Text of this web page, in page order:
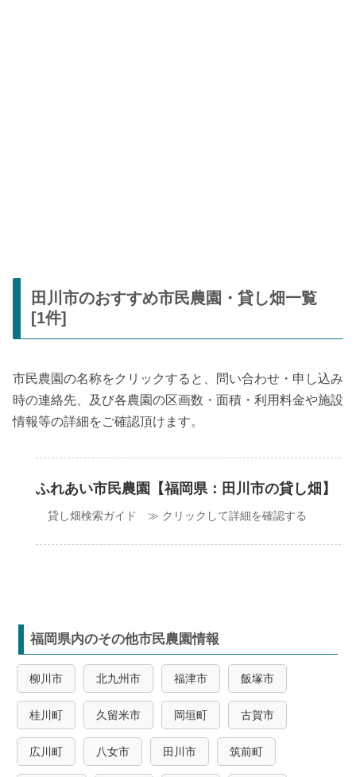
田川市のおすすめ市民農園・貸し畑一覧
[1件]
市民農園の名称をクリックすると、問い合わせ・申し込み
時の連絡先、及び各農園の区画数・面積・利用料金や施設
情報等の詳細をご確認頂けます。
ふれあい市民農園【福岡県：田川市の貸し畑】
貸し畑検索ガイド ≫ クリックして詳細を確認する
福岡県内のその他市民農園情報
柳川市 北九州市 福津市 飯塚市
桂川町 久留米市 岡垣町 古賀市
広川町 八女市 田川市 筑前町